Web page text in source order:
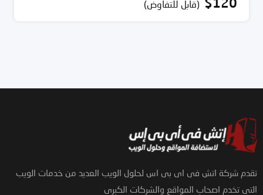
(قابل للتفاوض)
تقدم شركة اتش فى اى بى اس لحلول الويب العديد من خدمات الويب
التى تخدم اصحاب المواقع والشركات الكبرى